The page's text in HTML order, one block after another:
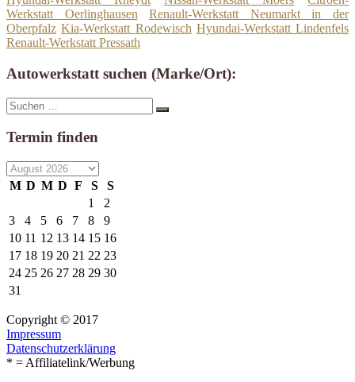
Werkstatt Oerlinghausen
Renault-Werkstatt Neumarkt in der
Oberpfalz Kia-Werkstatt Rodewisch Hyundai-Werkstatt Lindenfels
Renault-Werkstatt Pressath
Autowerkstatt suchen (Marke/Ort):
Suche
nach:
Suchen
Termin finden
M D M D F S
S
1
2
3
4 5 6 7 8
9
10 11 12 13 14 15 16
17 18 19 20 21 22 23
24 25 26 27 28 29 30
31
Copyright © 2017
Impressum
Datenschutzerklärung
* = Affiliatelink/Werbung